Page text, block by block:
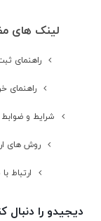
لینک های
راهنمای
راهنمای
شرایط و ضوابط
روش های
ارتباط با
دیجیدو را دنبال